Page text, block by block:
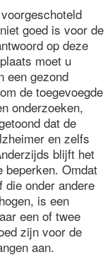
goed is voor de
op deze
moet u
een gezond
de toegevoegde
onderzoeken,
dat de
en zelfs
blijft het
beperken. Omdat
onder andere
is een
een of twee
zijn voor de
aan.